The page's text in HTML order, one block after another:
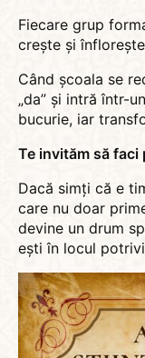
Fiecare grup
crește și
Când școala se
„da” și intră într-
bucurie, iar
Te invităm să
Dacă simți că e
care nu doar
devine un drum
ești în locul